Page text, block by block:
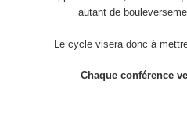
autant de
Le cycle visera donc à
Chaque conférence